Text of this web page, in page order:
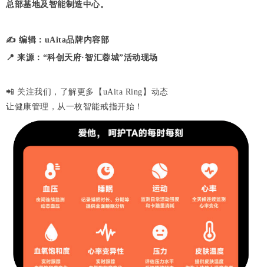
总部基地及智能制造中心。
✍️ 编辑：uAita品牌内容部
📍 来源：“科创天府·智汇蓉城”活动现场
📲 关注我们，了解更多【uAita Ring】动态
让健康管理，从一枚智能戒指开始！